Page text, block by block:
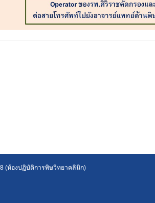
(ห้องปฏิบัติการพิษวิทยาคลินิก)